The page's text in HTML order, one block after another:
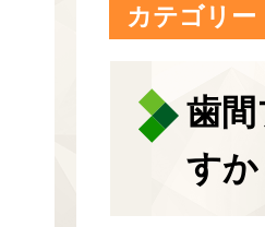
カテゴリー
歯
すか